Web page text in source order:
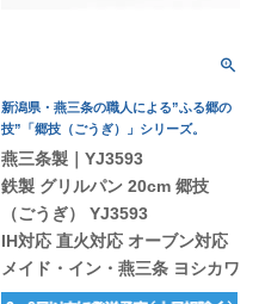
新潟県・燕三条の職人による”ふる郷の
技”「郷技（ごうぎ）」シリーズ。
燕三条製｜YJ3593
鉄製 グリルパン 20cm 郷技
（ごうぎ） YJ3593
IH対応 直火対応 オーブン対応
メイド・イン・燕三条 ヨシカワ